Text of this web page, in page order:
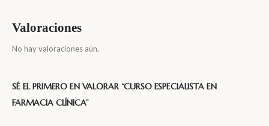
Valoraciones
No hay valoraciones aún.
SÉ EL PRIMERO EN VALORAR “CURSO ESPECIALISTA EN
FARMACIA CLÍNICA”